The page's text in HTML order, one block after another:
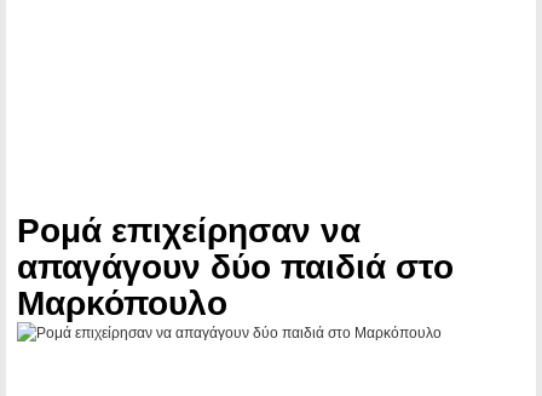
Ρομά επιχείρησαν να
απαγάγουν δύο παιδιά στο
Μαρκόπουλο